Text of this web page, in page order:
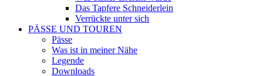
Das Tapfere Schneiderlein
Verrückte unter sich
PÄSSE UND TOUREN
Pässe
Was ist in meiner Nähe
Legende
Downloads